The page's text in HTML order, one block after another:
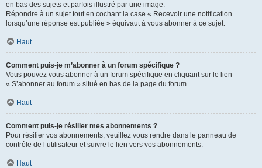
en bas des sujets et parfois illustré par une image.
Répondre à un sujet tout en cochant la case « Recevoir une notification
lorsqu’une réponse est publiée » équivaut à vous abonner à ce sujet.
Haut
Comment puis-je m’abonner à un forum spécifique ?
Vous pouvez vous abonner à un forum spécifique en cliquant sur le lien
« S’abonner au forum » situé en bas de la page du forum.
Haut
Comment puis-je résilier mes abonnements ?
Pour résilier vos abonnements, veuillez vous rendre dans le panneau de
contrôle de l’utilisateur et suivre le lien vers vos abonnements.
Haut